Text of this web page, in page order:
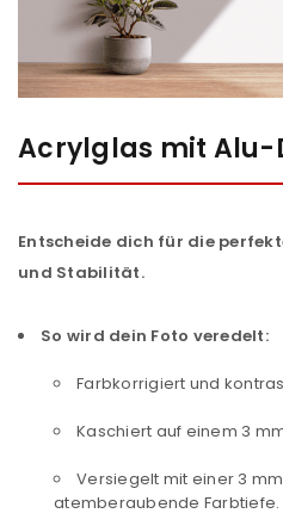
Acrylglas mit Alu-
Entscheide dich für die
und Stabilität.
So wird dein Foto veredelt:
Farbkorrigiert und
Kaschiert auf einem 3
Versiegelt mit einer 3
atemberaubende Farbtiefe.